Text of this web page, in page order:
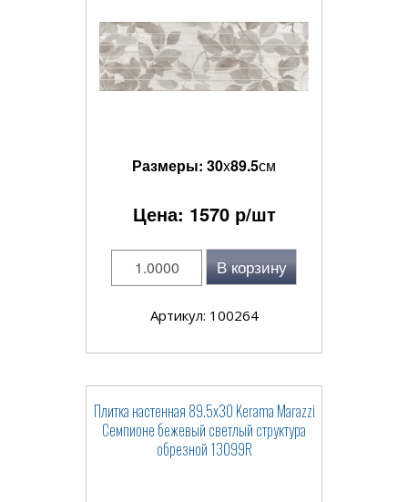
Размеры: 30x89.5см
Цена: 1570р/шт
В корзину
Артикул: 100264
Плитка настенная 89.5x30 Kerama Marazzi
Семпионе бежевый светлый структура
обрезной 13099R